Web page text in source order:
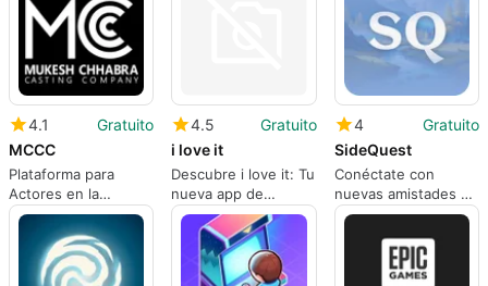
4.1
Gratuito
MCCC
Plataforma para
Actores en la
Industria
Cinematográfica
4.5
Gratuito
i love it
Descubre i love it: Tu
nueva app de
compras
4
Gratuito
SideQuest
Conéctate con
nuevas amistades en
tu ciudad